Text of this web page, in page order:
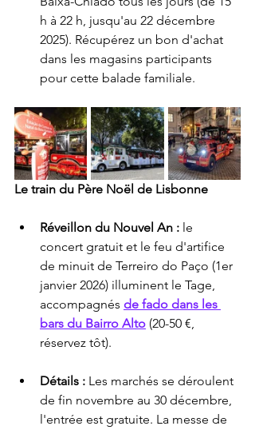
h à 22 h, jusqu'au 22 décembre
2025). Récupérez un bon d'achat
dans les magasins participants
pour cette balade familiale.
Le train du Père Noël de Lisbonne
Réveillon du Nouvel An : le
concert gratuit et le feu d'artifice
de minuit de Terreiro do Paço (1er
janvier 2026) illuminent le Tage,
accompagnés de fado dans les
bars du Bairro Alto (20-50 €,
réservez tôt).
Détails : Les marchés se déroulent
de fin novembre au 30 décembre,
l'entrée est gratuite. La messe de